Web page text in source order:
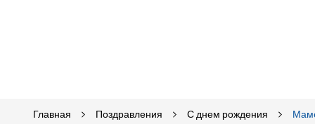
Главная Поздравления С днем рождения